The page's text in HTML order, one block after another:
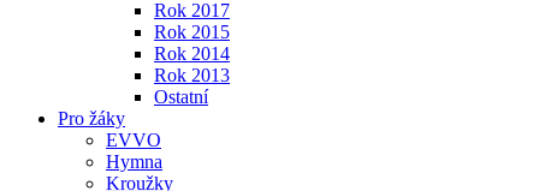
Rok 2017
Rok 2015
Rok 2014
Rok 2013
Ostatní
Pro žáky
EVVO
Hymna
Kroužky